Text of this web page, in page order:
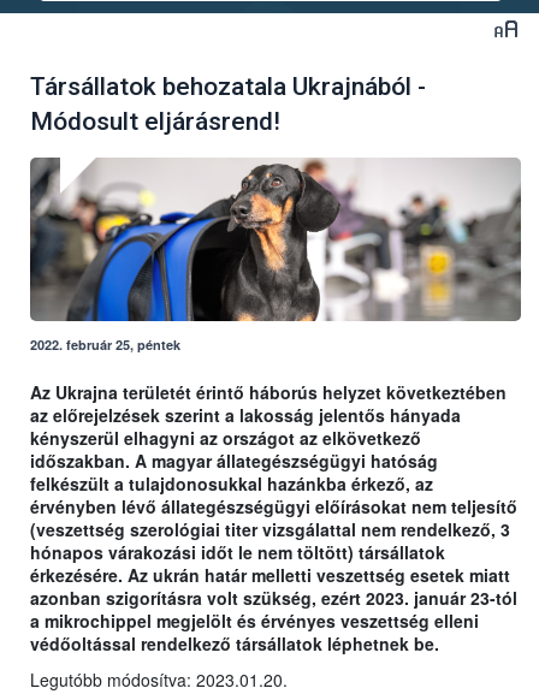
Társállatok behozatala Ukrajnából -
Módosult eljárásrend!
2022. február 25, péntek
Az Ukrajna területét érintő háborús helyzet következtében
az előrejelzések szerint a lakosság jelentős hányada
kényszerül elhagyni az országot az elkövetkező
időszakban. A magyar állategészségügyi hatóság
felkészült a tulajdonosukkal hazánkba érkező, az
érvényben lévő állategészségügyi előírásokat nem teljesítő
(veszettség szerológiai titer vizsgálattal nem rendelkező, 3
hónapos várakozási időt le nem töltött) társállatok
érkezésére. Az ukrán határ melletti veszettség esetek miatt
azonban szigorításra volt szükség, ezért 2023. január 23-tól
a mikrochippel megjelölt és érvényes veszettség elleni
védőoltással rendelkező társállatok léphetnek be.
Legutóbb módosítva: 2023.01.20.